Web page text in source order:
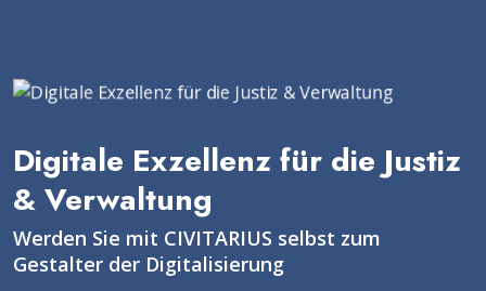
Digitale Exzellenz für die Justiz
& Verwaltung
Werden Sie mit CIVITARIUS selbst zum
Gestalter der Digitalisierung